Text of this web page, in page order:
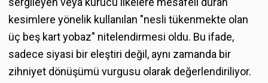
kesimlere yönelik kullanılan "nesli tükenmekte olan
üç beş kart yobaz" nitelendirmesi oldu. Bu ifade,
sadece siyasi bir eleştiri değil, aynı zamanda bir
zihniyet dönüşümü vurgusu olarak değerlendiriliyor.